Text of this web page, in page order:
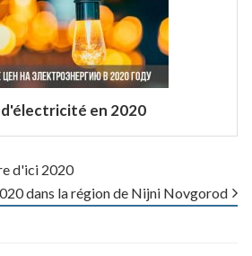
en 2020
d'ici 2020
dans la région de Nijni Novgorod